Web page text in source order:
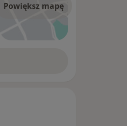
Powiększ mapę